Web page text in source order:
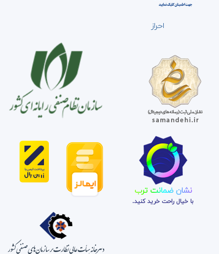
احراز
نشان ضمانت ترب
با خیال راحت خرید کنید.